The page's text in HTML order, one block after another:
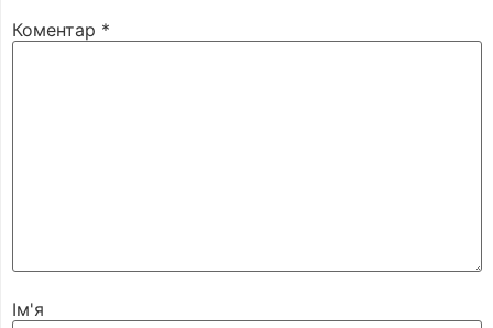
Коментар *
Ім'я